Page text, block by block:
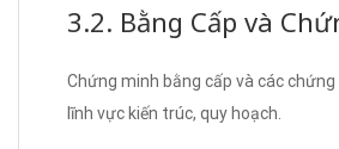
3.2. Bằng Cấp và
Chứng minh bằng cấp và các chứng
lĩnh vực kiến trúc, quy hoạch.